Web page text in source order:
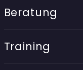
Beratung
Training